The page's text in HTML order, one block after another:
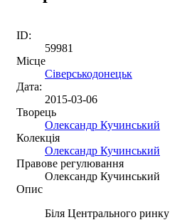
ID:
59981
Місце
Сіверськодонецьк
Дата:
2015-03-06
Творець
Олександр Кучинський
Колекція
Олександр Кучинський
Правове регулювання
Олександр Кучинський
Опис
Біля Центрального ринку